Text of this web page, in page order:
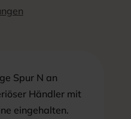
Spur N an
Händler mit
eingehalten.